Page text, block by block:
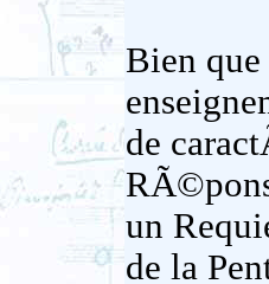
Bien
de
un
de la